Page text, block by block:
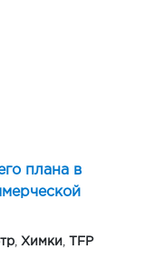
плана в
Химки TFP